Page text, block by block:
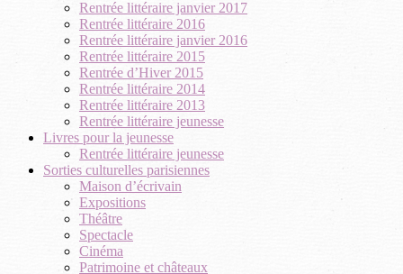
Rentrée littéraire janvier 2017
Rentrée littéraire 2016
Rentrée littéraire janvier 2016
Rentrée littéraire 2015
Rentrée d’Hiver 2015
Rentrée littéraire 2014
Rentrée littéraire 2013
Rentrée littéraire jeunesse
Livres pour la jeunesse
Rentrée littéraire jeunesse
Sorties culturelles parisiennes
Maison d’écrivain
Expositions
Théâtre
Spectacle
Cinéma
Patrimoine et châteaux